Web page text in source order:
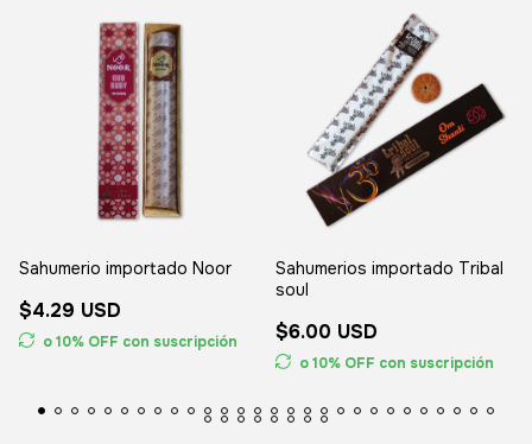
Sahumerio importado Noor
$4.29 USD
o 10% OFF con suscripción
Sahumerios importado Tribal
soul
$6.00 USD
o 10% OFF con suscripción